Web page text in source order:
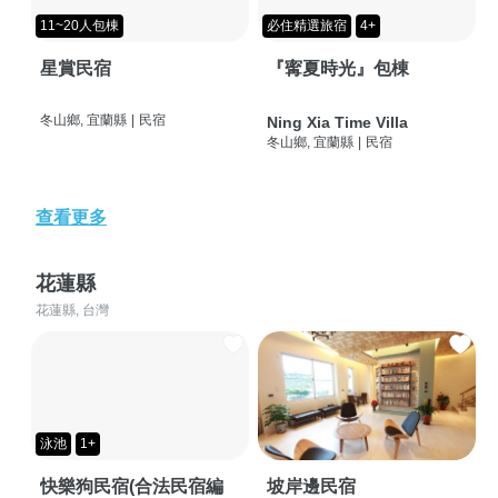
11~20人包棟
星賞民宿
冬山鄉, 宜蘭縣 民宿
必住精選旅宿 4+
『寗夏時光』包棟
Ning Xia Time Villa
冬山鄉, 宜蘭縣 民宿
查看更多
花蓮縣
花蓮縣, 台灣
泳池 1+
快樂狗民宿(合法民宿編 坡岸邊民宿